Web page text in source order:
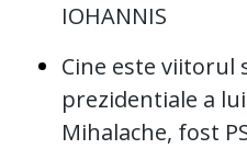
IOHANNIS
Cine este viitorul
prezidentiale a
Mihalache, fost